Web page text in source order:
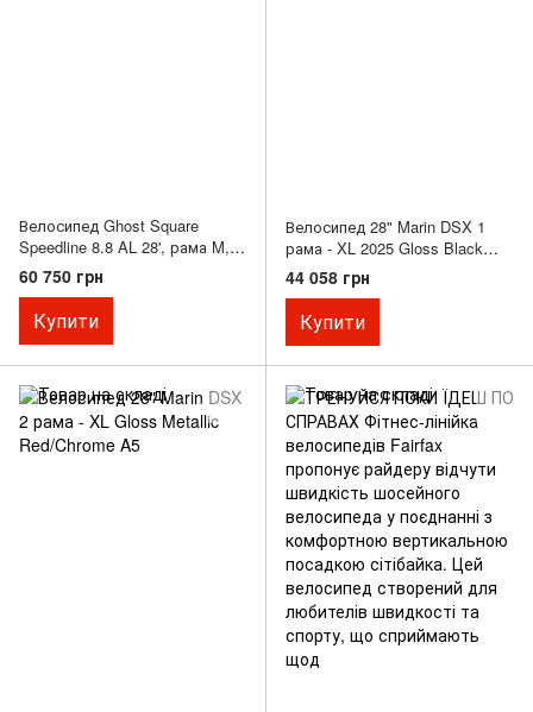
Велосипед Ghost Square
Speedline 8.8 AL 28', рама M,
красно-черный, 2021
60 750 грн
Купити
Велосипед 28" Marin DSX 1
рама - XL 2025 Gloss Black
Chrome/Charcoal
44 058 грн
Купити